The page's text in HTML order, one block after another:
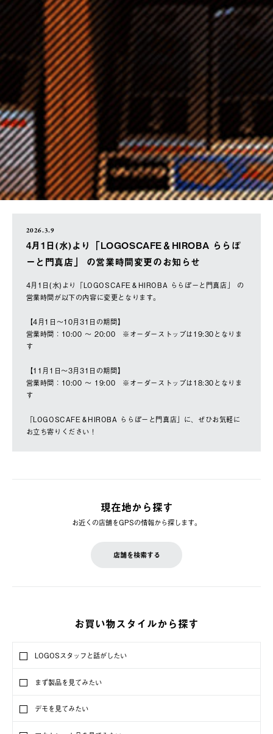
2026.3.9
4月1日(水)より「LOGOSCAFE＆HIROBA ららぽ
ーと門真店」 の営業時間変更のお知らせ
4月1日(水)より「LOGOSCAFE＆HIROBA ららぽーと門真店」 の
営業時間が以下の内容に変更となります。
【4月1日〜10月31日の期間】
営業時間：10:00 〜 20:00 ※オーダーストップは19:30となりま
す
【11月1日〜3月31日の期間】
営業時間：10:00 〜 19:00 ※オーダーストップは18:30となりま
す
「LOGOSCAFE＆HIROBA ららぽーと門真店」に、ぜひお気軽に
お立ち寄りください！
現在地から探す
お近くの店舗をGPSの情報から探します。
店舗を検索する
お買い物スタイルから探す
LOGOSスタッフと話がしたい
まず製品を見てみたい
デモを見てみたい